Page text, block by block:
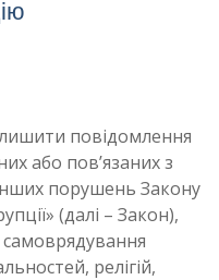
повідомлення
або пов’язаних з
порушень Закону
(далі – Закон),
релігій,